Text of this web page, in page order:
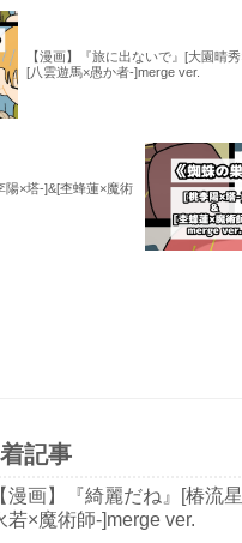
【漫画】『旅に出ないで』[大園晴
[八雲遊馬×愚か者-]merge ver.
陽×塔-]&[杢蜂蓮×魔術
記事
【漫画】『綺麗だね』[椿流
若×魔術師-]merge ver.